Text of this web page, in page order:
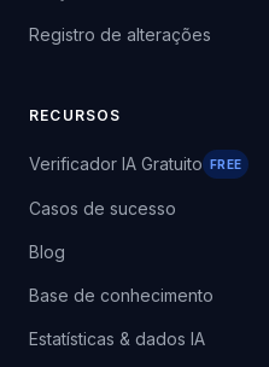
Registro de alterações
RECURSOS
Verificador IA Gratuito FREE
Casos de sucesso
Blog
Base de conhecimento
Estatísticas & dados IA